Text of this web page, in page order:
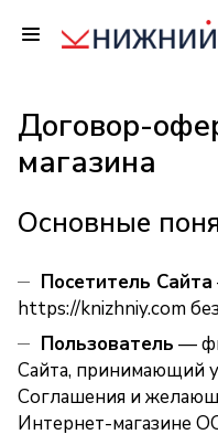
Договор-
магазина
Основные
Посетитель Сайта
https://knizhniy.com
Пользователь —
Сайта, принимающий
Соглашения и
Интернет-магазине